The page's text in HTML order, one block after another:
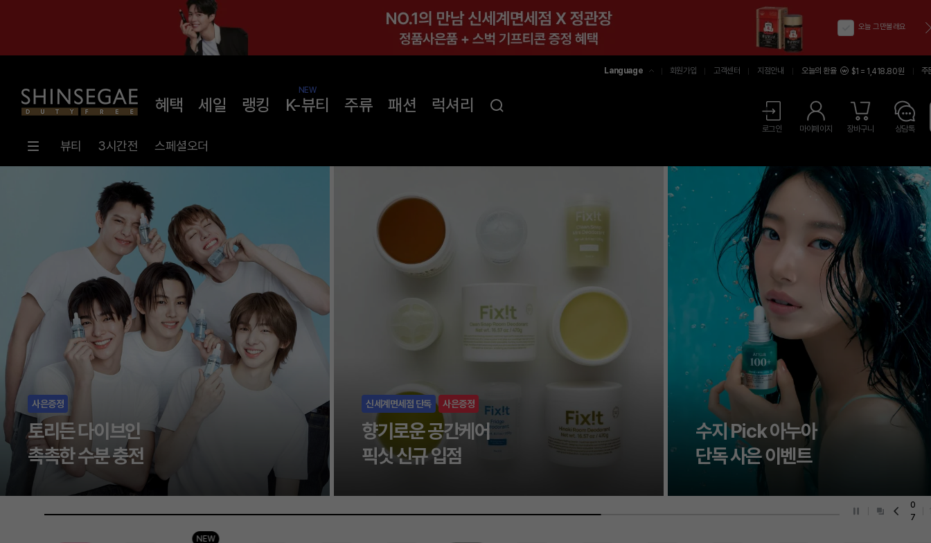
오늘 그만볼래요
Language
회원가입 고객센터 지점안내 오늘의 환율 $1 = 1,418.80원 주
혜택 세일 랭킹 K-뷰티
NEW
주류 패션 럭셔리
로그인 마이페이지 장바구니 상담톡
뷰티 3시간전 스페셜오더
마스마룰즈
이번 시즌, 가장 필요한 백
캐세이 회원 전용
트리플 마일리지 적립!
리조트룩 휴가룩
The Summer Edit
비키니밴더 38%
0
8
NEW